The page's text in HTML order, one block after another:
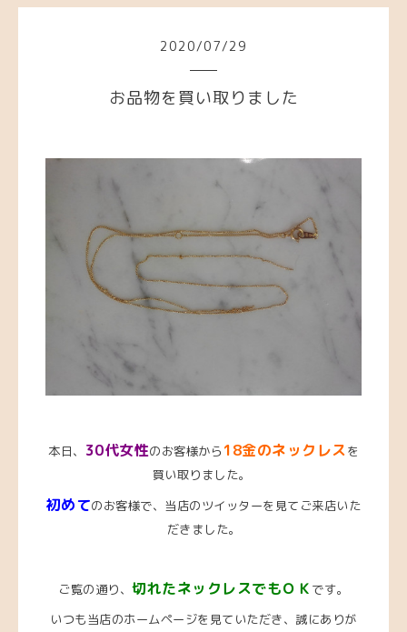
2020/07/29
お品物を買い取りました
本日、 30代女性のお客様から 18金のネックレスを
買い取りました。
初めてのお客様で、当店のツイッターを見てご来店いた
だきました。
ご覧の通り、切れたネックレスでもＯＫ です。
いつも当店のホームページを見ていただき、誠にありが